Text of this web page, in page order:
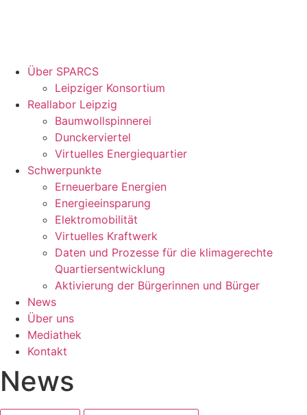
Über SPARCS
Leipziger Konsortium
Reallabor Leipzig
Baumwollspinnerei
Dunckerviertel
Virtuelles Energiequartier
Schwerpunkte
Erneuerbare Energien
Energieeinsparung
Elektromobilität
Virtuelles Kraftwerk
Daten und Prozesse für die klimagerechte
Quartiersentwicklung
Aktivierung der Bürgerinnen und Bürger
News
Über uns
Mediathek
Kontakt
News